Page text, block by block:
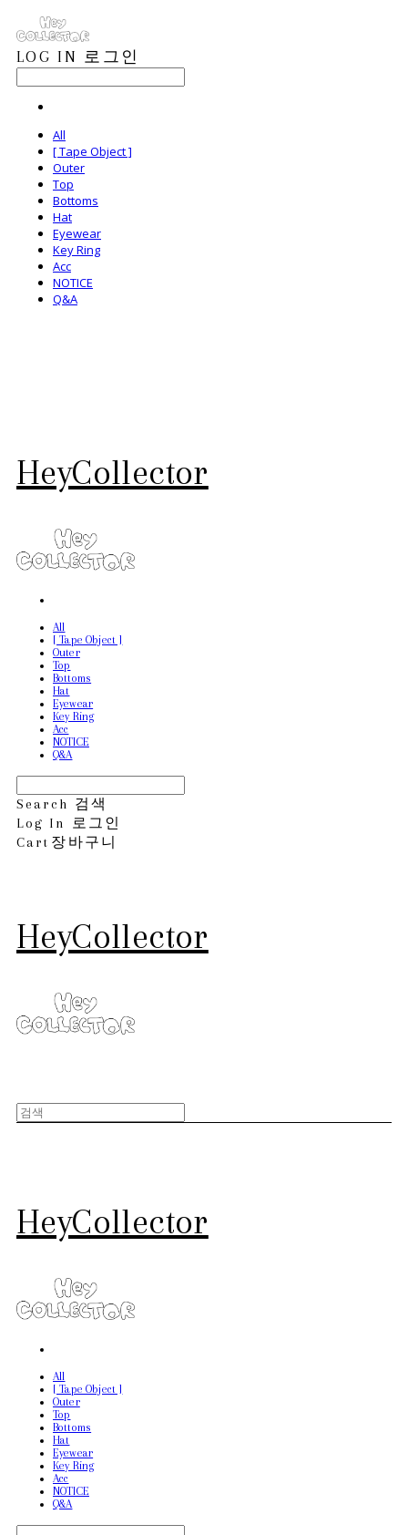
LOG IN 로그인
All
[ Tape Object ]
Outer
Top
Bottoms
Hat
Eyewear
Key Ring
Acc
NOTICE
Q&A
HeyCollector
All
[ Tape Object ]
Outer
Top
Bottoms
Hat
Eyewear
Key Ring
Acc
NOTICE
Q&A
Search 검색
Log In
로그인
Cart 장바구니
HeyCollector
HeyCollector
All
[ Tape Object ]
Outer
Top
Bottoms
Hat
Eyewear
Key Ring
Acc
NOTICE
Q&A